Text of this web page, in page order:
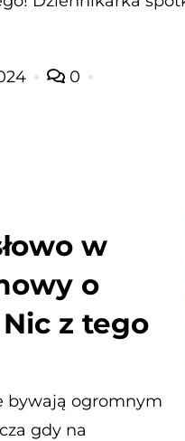
0
w
o
z tego
bywają ogromnym
gdy na